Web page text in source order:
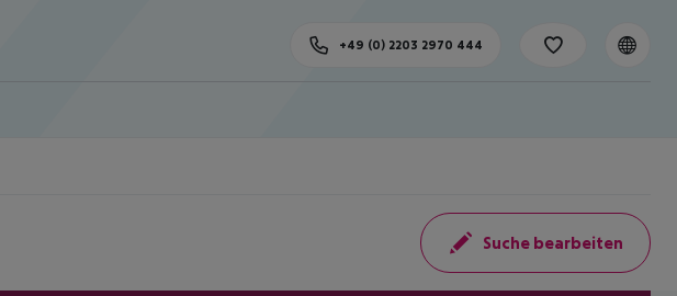
+49 (0) 2203 2970 444
Suche bearbeiten